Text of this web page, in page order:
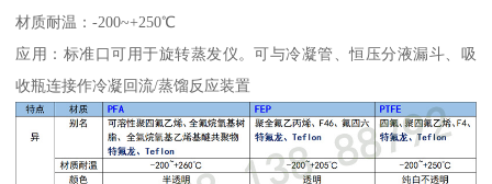
材质耐温：-200~+250℃
应用：标准口可用于旋转蒸发仪。可与冷凝管、恒压分液漏斗、吸
收瓶连接作冷凝回流/蒸馏反应装置